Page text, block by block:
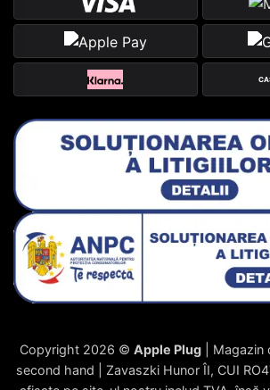
Copyright 2026 © Apple Plug | Magazin
second hand | Zavaszki Hunor ÎI, CUI